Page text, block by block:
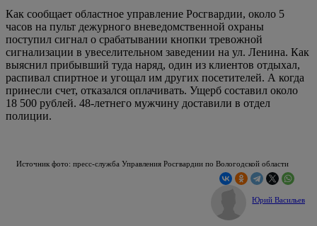
Как сообщает областное управление Росгвардии, около 5
часов на пульт дежурного вневедомственной охраны
поступил сигнал о срабатывании кнопки тревожной
сигнализации в увеселительном заведении на ул. Ленина. Как
выяснил прибывший туда наряд, один из клиентов отдыхал,
распивал спиртное и угощал им других посетителей. А когда
принесли счет, отказался оплачивать. Ущерб составил около
18 500 рублей. 48-летнего мужчину доставили в отдел
полиции.
Источник фото: пресс-служба Управления Росгвардии по Вологодской области
Юрий Васильев